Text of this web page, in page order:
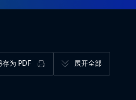
存为 PDF 展开全部